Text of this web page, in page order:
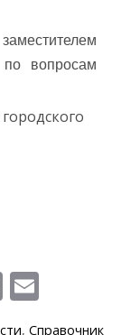
по вопросам
Pr
, Справочник